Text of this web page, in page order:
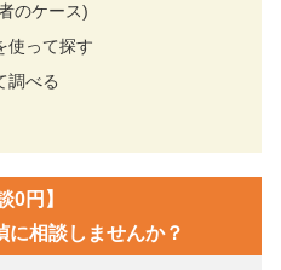
のケース)
使って探す
調べる
0円】
に相談しませんか？